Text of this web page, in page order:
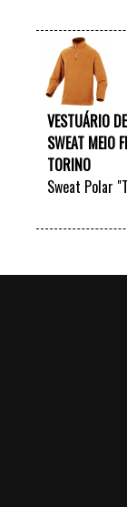
VESTUÁRIO
SWEAT MEIO
TORINO
Sweat Polar